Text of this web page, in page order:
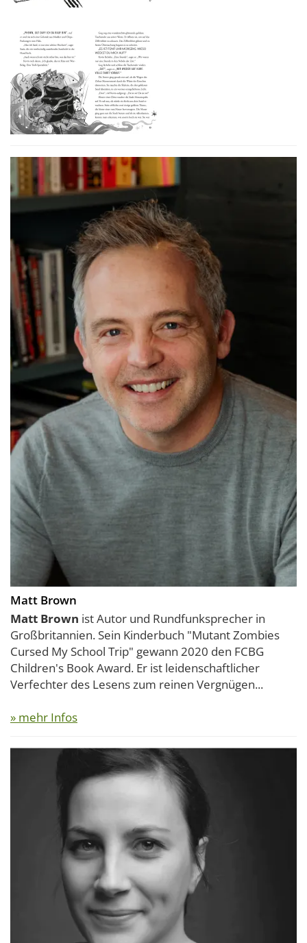
Matt Brown
Matt Brown ist Autor und Rundfunksprecher in
Großbritannien. Sein Kinderbuch "Mutant Zombies
Cursed My School Trip" gewann 2020 den FCBG
Children's Book Award. Er ist leidenschaftlicher
Verfechter des Lesens zum reinen Vergnügen...
» mehr Infos